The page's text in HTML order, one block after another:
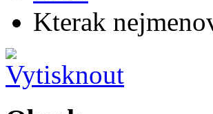
Kterak